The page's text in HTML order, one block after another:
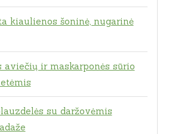
kiaulienos šoninė, nugarinė
aviečių ir maskarponės sūrio
su daržovėmis